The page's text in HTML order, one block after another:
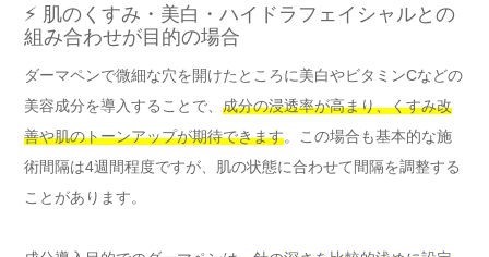
⚡ 肌のくすみ・美白・ハイドラフェイシャルとの
組み合わせが目的の場合
ダーマペンで微細な穴を開けたところに美白やビタミンCなどの
美容成分を導入することで、 成分の浸透率が高まり、くすみ改
善や肌のトーンアップが期待できます。この場合も基本的な施
術間隔は4週間程度ですが、肌の状態に合わせて間隔を調整する
ことがあります。